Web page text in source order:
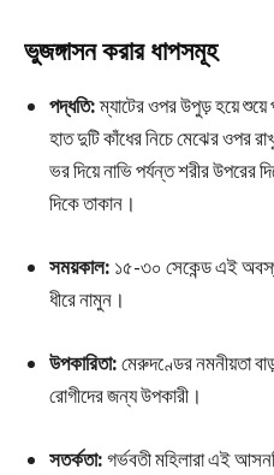
ভুজঙ্গাসন করার ধাপসমূহ
পদ্ধতি:ম্যাটের ওপর উপুড় হয়ে
হাত দুটি কাঁধের নিচে মেঝের ওপর
ভর দিয়ে নাভি পর্যন্ত শরীর
দিকে তাকান।
সময়কাল: ১৫-৩০ সেকেন্ড এই
ধীরে নামুন।
উপকারিতা:মেরুদণ্ডের নমনীয়তা
রোগীদের জন্য উপকারী।
সতর্কতা:গর্ভবতী মহিলারা এই